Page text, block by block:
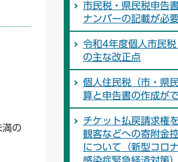
の
市民税・県民税申告
ナンバーの記載が必
令和4年度個人市民
の主な改正点
個人住民税（市・県
算と申告書の作成が
チケット払戻請求権
観客などへの寄附金
について（新型コロ